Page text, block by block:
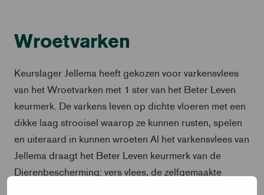
Wroetvarken
Keurslager Jellema heeft gekozen voor varkensvlees
van het Wroetvarken met 1 ster van het Beter Leven
keurmerk. De varkens leven op dichte vloeren met een
dikke laag strooisel waarop ze kunnen rusten, spelen
en uiteraard in kunnen wroeten Al het varkensvlees van
Jellema draagt het Beter Leven keurmerk van de
Dierenbescherming: vers vlees, de zelfgemaakte